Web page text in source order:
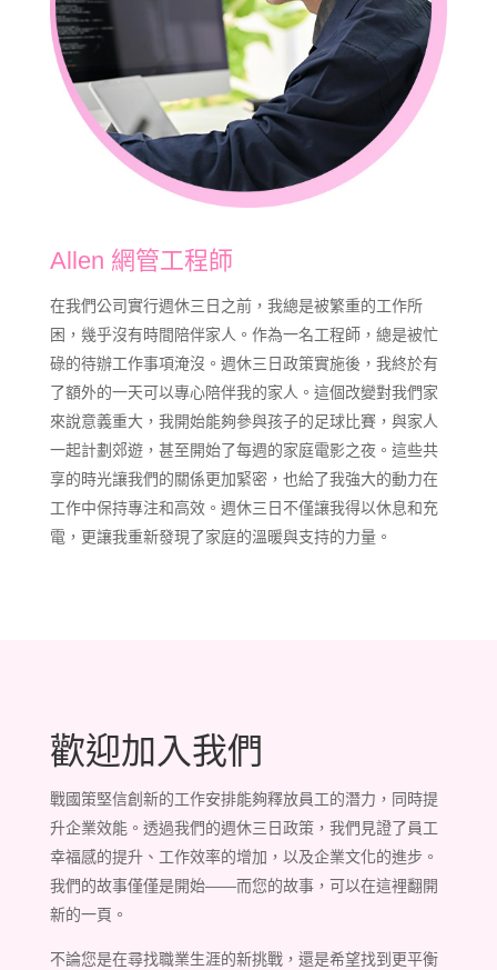
Allen 網管工程師
在我們公司實行週休三日之前，我總是被繁重的工作所
困，幾乎沒有時間陪伴家人。作為一名工程師，總是被忙
碌的待辦工作事項淹沒。週休三日政策實施後，我終於有
了額外的一天可以專心陪伴我的家人。這個改變對我們家
來說意義重大，我開始能夠參與孩子的足球比賽，與家人
一起計劃郊遊，甚至開始了每週的家庭電影之夜。這些共
享的時光讓我們的關係更加緊密，也給了我強大的動力在
工作中保持專注和高效。週休三日不僅讓我得以休息和充
電，更讓我重新發現了家庭的溫暖與支持的力量。
歡迎加入我們
戰國策堅信創新的工作安排能夠釋放員工的潛力，同時提
升企業效能。透過我們的週休三日政策，我們見證了員工
幸福感的提升、工作效率的增加，以及企業文化的進步。
我們的故事僅僅是開始——而您的故事，可以在這裡翻開
新的一頁。
不論您是在尋找職業生涯的新挑戰，還是希望找到更平衡